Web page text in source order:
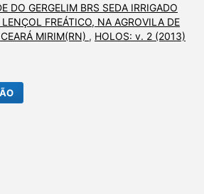
DO GERGELIM BRS SEDA IRRIGADO
FREÁTICO, NA AGROVILA DE
MIRIM(RN) , HOLOS: v. 2 (2013)